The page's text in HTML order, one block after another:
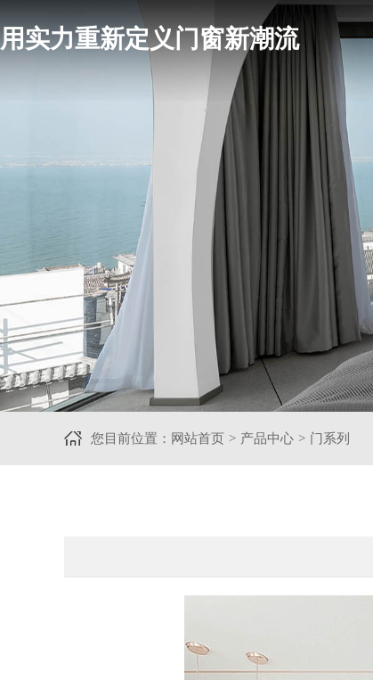
用实力重新定义门窗新潮流
您目前位置： 网站首页 产品中心 门系列